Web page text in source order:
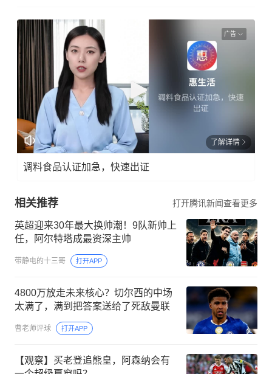
广告
了解详情
调料食品认证加急，快速出证
相关推荐 打开腾讯新闻查看更多
英超迎来30年最大换帅潮！9队新帅上
任，阿尔特塔成最资深主帅
带静电的十三哥 打开APP
4800万放走未来核心？切尔西的中场
太满了，满到把答案送给了死敌曼联
曹老师评球 打开APP
【观察】买老登追熊皇，阿森纳会有